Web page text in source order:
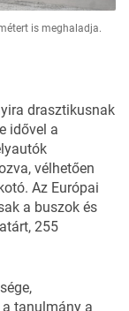
is meghaladja.
drasztikusnak
idővel a
vélhetően
Az Európai
a buszok és
255
tanulmány a